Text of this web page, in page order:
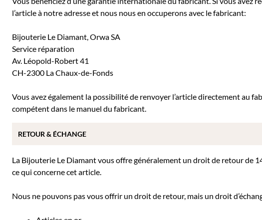
l’article à notre adresse et nous nous en occuperons avec le fabricant:
Bijouterie Le Diamant, Orwa SA
Service réparation
Av. Léopold-Robert 41
CH-2300 La Chaux-de-Fonds
Vous avez également la possibilité de renvoyer l’article directement au
compétent dans le manuel du fabricant.
La Bijouterie Le Diamant vous offre généralement un droit de retour de
ce qui concerne cet article.
Nous ne pouvons pas vous offrir un droit de retour, mais un droit
RETOUR & ÉCHANGE